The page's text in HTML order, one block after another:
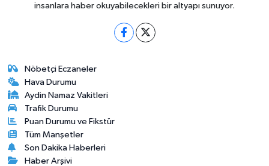
insanlara haber okuyabilecekleri bir altyapı sunuyor.
Nöbetçi Eczaneler
Hava Durumu
Aydin Namaz Vakitleri
Trafik Durumu
Puan Durumu ve Fikstür
Tüm Manşetler
Son Dakika Haberleri
Haber Arşivi